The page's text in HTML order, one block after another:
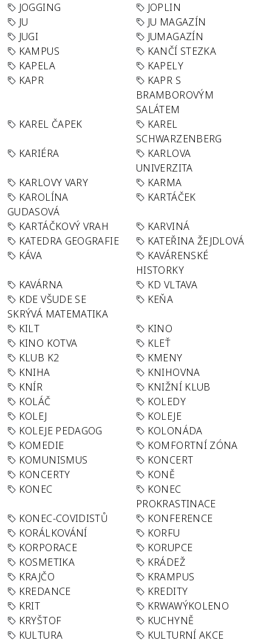
JOGGING
JOPLIN
JU
JU MAGAZÍN
JUGI
JUMAGAZÍN
KAMPUS
KANČÍ STEZKA
KAPELA
KAPELY
KAPR
KAPR S
BRAMBOROVÝM
SALÁTEM
KAREL ČAPEK
KAREL
SCHWARZENBERG
KARIÉRA
KARLOVA
UNIVERZITA
KARLOVY VARY
KARMA
KAROLÍNA
GUDASOVÁ
KARTÁČEK
KARTÁČKOVÝ VRAH
KARVINÁ
KATEDRA GEOGRAFIE
KATEŘINA ŽEJDLOVÁ
KÁVA
KAVÁRENSKÉ
HISTORKY
KAVÁRNA
KD VLTAVA
KDE VŠUDE SE
SKRÝVÁ MATEMATIKA
KEŇA
KILT
KINO
KINO KOTVA
KLEŤ
KLUB K2
KMENY
KNIHA
KNIHOVNA
KNÍR
KNIŽNÍ KLUB
KOLÁČ
KOLEDY
KOLEJ
KOLEJE
KOLEJE PEDAGOG
KOLONÁDA
KOMEDIE
KOMFORTNÍ ZÓNA
KOMUNISMUS
KONCERT
KONCERTY
KONĚ
KONEC
KONEC
PROKRASTINACE
KONEC-COVIDISTŮ
KONFERENCE
KORÁLKOVÁNÍ
KORFU
KORPORACE
KORUPCE
KOSMETIKA
KRÁDEŽ
KRAJČO
KRAMPUS
KREDANCE
KREDITY
KRIT
KRWAWÝKOLENO
KRYŠTOF
KUCHYNĚ
KULTURA
KULTURNÍ AKCE